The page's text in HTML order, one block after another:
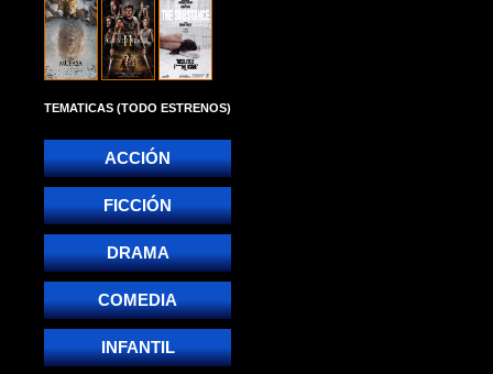
TEMATICAS (TODO ESTRENOS)
ACCIÓN
FICCIÓN
DRAMA
COMEDIA
INFANTIL